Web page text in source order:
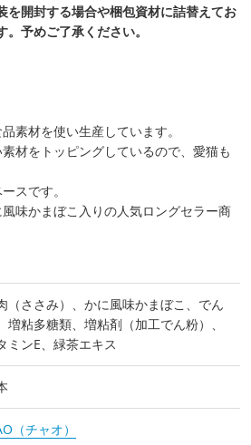
を開封する場合や梱包資材に詰替えてお
予めご了承ください。
素材を使い生産しています。
材をトッピングしているので、愛猫も
スです。
味かまぼこ入りの人気ロングセラー商
（ささみ）、かに風味かまぼこ、でん
増粘多糖類、増粘剤（加工でん粉）、
ミンE、緑茶エキス
（チャオ）